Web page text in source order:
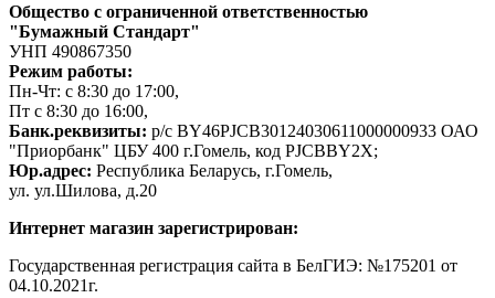
Общество с ограниченной ответственностью
"Бумажный Стандарт"
УНП 490867350
Режим работы:
Пн-Чт: с 8:30 до 17:00,
Пт с 8:30 до 16:00,
Банк.реквизиты: р/с BY46PJCB30124030611000000933 ОАО
"Приорбанк" ЦБУ 400 г.Гомель, код PJCBBY2X;
Юр.адрес: Республика Беларусь, г.Гомель,
ул. ул.Шилова, д.20
Интернет магазин зарегистрирован:
Государственная регистрация сайта в БелГИЭ: №175201 от
04.10.2021г.